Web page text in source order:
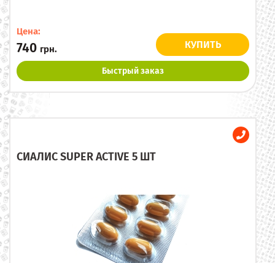
Цена:
740 грн. КУПИТЬ
Быстрый заказ
СИАЛИС SUPER ACTIVE 5 ШТ